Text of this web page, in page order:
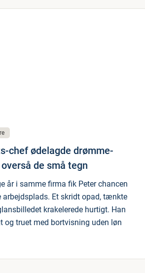
chef ødelagde drømme-
de små tegn
år i samme firma fik Peter chancen
arbejdsplads. Et skridt opad, tænkte
krakelerede hurtigt. Han
og truet med bortvisning uden løn